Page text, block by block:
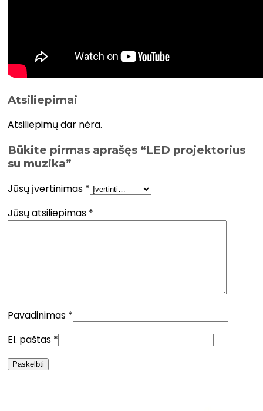
Atsiliepimai
Atsiliepimų dar nėra.
Būkite pirmas aprašęs “LED projektorius
su muzika”
Jūsų įvertinimas *
Jūsų atsiliepimas *
Pavadinimas *
El. paštas *